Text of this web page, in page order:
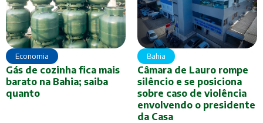
Economia
Gás de cozinha fica mais
barato na Bahia; saiba
quanto
Bahia
Câmara de Lauro rompe
silêncio e se posiciona
sobre caso de violência
envolvendo o presidente
da Casa